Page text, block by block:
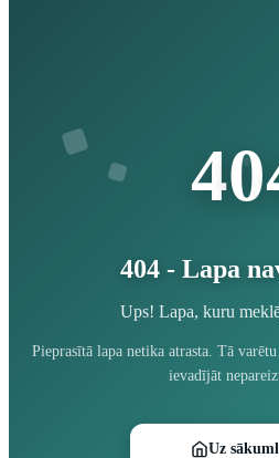
40
404 - Lapa
Ups! Lapa, kuru
Pieprasītā lapa netika atrasta. Tā
ievadījāt
Uz